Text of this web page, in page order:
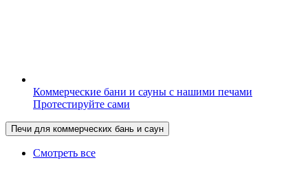
Коммерческие бани и сауны с нашими печами
Протестируйте сами
Печи для коммерческих бань и саун
Смотреть все